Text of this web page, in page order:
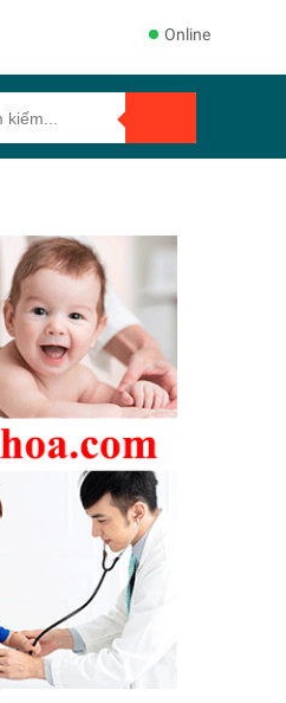
Online